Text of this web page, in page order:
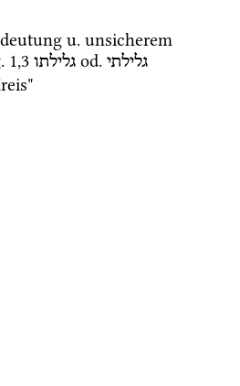
u. unsicherem
1,3 גלילתו od. גלילתי